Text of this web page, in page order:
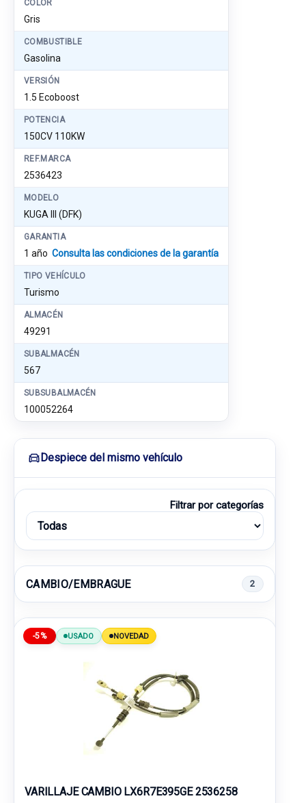
COLOR
Gris
COMBUSTIBLE
Gasolina
VERSIÓN
1.5 Ecoboost
POTENCIA
150CV 110KW
REF.MARCA
2536423
MODELO
KUGA III (DFK)
GARANTIA
1 año Consulta las condiciones de la garantía
TIPO VEHÍCULO
Turismo
ALMACÉN
49291
SUBALMACÉN
567
SUBSUBALMACÉN
100052264
Despiece del mismo vehículo
Filtrar por categorías
CAMBIO/EMBRAGUE 2
-5% USADO NOVEDAD
VARILLAJE CAMBIO LX6R7E395GE 2536258